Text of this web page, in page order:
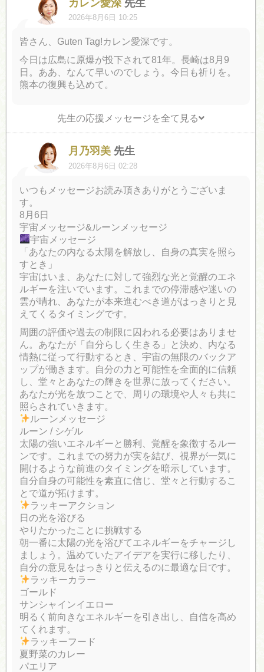
カレン愛深 先生
2026年8月6日 10:25
皆さん、Guten Tag!カレン愛深です。
今日は広島に原爆が投下されて81年。長崎は8月9
日。ああ、なんて早いのでしょう。今日も祈りを。
熊本の復興も込めて。
先生の応援メッセージを全て見る
月乃羽美 先生
2026年8月6日 02:28
いつもメッセージお読み頂きありがとうございま
す。
8月6日
宇宙メッセージ&ルーンメッセージ
宇宙メッセージ
「あなたの内なる太陽を解放し、自身の真実を照ら
すとき」
宇宙はいま、あなたに対して強烈な光と覚醒のエネ
ルギーを注いでいます。これまでの停滞感や迷いの
雲が晴れ、あなたが本来進むべき道がはっきりと見
えてくるタイミングです。
周囲の評価や過去の制限に囚われる必要はありませ
ん。あなたが「自分らしく生きる」と決め、内なる
情熱に従って行動するとき、宇宙の無限のバックア
ップが働きます。自分の力と可能性を全面的に信頼
し、堂々とあなたの輝きを世界に放ってください。
あなたが光を放つことで、周りの環境や人々も共に
照らされていきます。
ルーンメッセージ
ルーン / シゲル
太陽の強いエネルギーと勝利、覚醒を象徴するルー
ンです。これまでの努力が実を結び、視界が一気に
開けるような前進のタイミングを暗示しています。
自分自身の可能性を素直に信じ、堂々と行動するこ
とで道が拓けます。
ラッキーアクション
日の光を浴びる
やりたかったことに挑戦する
朝一番に太陽の光を浴びてエネルギーをチャージし
ましょう。温めていたアイデアを実行に移したり、
自分の意見をはっきりと伝えるのに最適な日です。
ラッキーカラー
ゴールド
サンシャインイエロー
明るく前向きなエネルギーを引き出し、自信を高め
てくれます。
ラッキーフード
夏野菜のカレー
パエリア